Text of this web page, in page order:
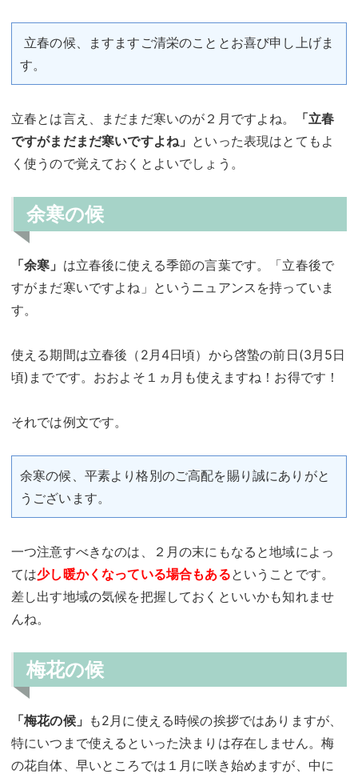
立春の候、ますますご清栄のこととお喜び申し上げま
す。
立春とは言え、まだまだ寒いのが２月ですよね。
「立春
ですがまだまだ寒いですよね」 といった表現はとてもよ
く使うので覚えておくとよいでしょう。
余寒の候
「余寒」 は立春後に使える季節の言葉です。「立春後で
すがまだ寒いですよね」というニュアンスを持っていま
す。
使える期間は立春後（2月4日頃）から啓蟄の前日(3月5日
頃)までです。おおよそ１ヵ月も使えますね！お得です！
それでは例文です。
余寒の候、平素より格別のご高配を賜り誠にありがと
うございます。
一つ注意すべきなのは、２月の末にもなると地域によっ
ては少し暖かくなっている場合もあるということです。
差し出す地域の気候を把握しておくといいかも知れませ
んね。
梅花の候
「梅花の候」 も2月に使える時候の挨拶ではありますが、
特にいつまで使えるといった決まりは存在しません。梅
の花自体、早いところでは１月に咲き始めますが、中に